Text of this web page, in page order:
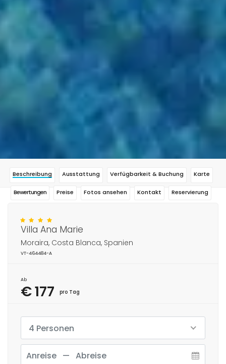
Beschreibung Ausstattung Verfügbarkeit & Buchung Karte
Bewertungen Preise Fotos ansehen Kontakt Reservierung
Villa Ana Marie
Moraira, Costa Blanca, Spanien
VT-464484-A
Ab
€ 177 pro Tag
4 Personen